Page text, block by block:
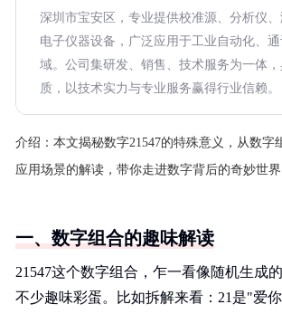
深圳市宝安区，专业提供校准源、分析仪
电子仪器设备，广泛应用于工业自动化、
域。公司集研发、销售、技术服务为一体
质，以技术实力与专业服务赢得行业信赖。
介绍： 本文揭秘数字21547的特殊意义，从数字
应用场景的解读，带你走进数字背后的奇妙世界
一、数字组合的趣味解读
21547这个数字组合，乍一看像随机生成
不少趣味彩蛋。比如拆解来看：21是"爱